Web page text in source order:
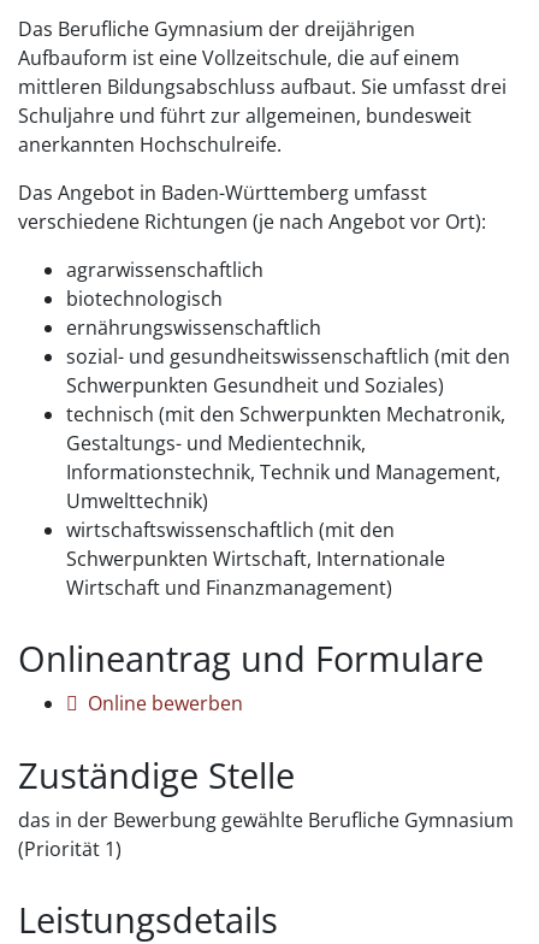
Das Berufliche Gymnasium der dreijährigen
Aufbauform ist eine Vollzeitschule, die auf einem
mittleren Bildungsabschluss aufbaut. Sie umfasst drei
Schuljahre und führt zur allgemeinen, bundesweit
anerkannten Hochschulreife.
Das Angebot in Baden-Württemberg umfasst
verschiedene Richtungen (je nach Angebot vor Ort):
agrarwissenschaftlich
biotechnologisch
ernährungswissenschaftlich
sozial- und gesundheitswissenschaftlich (mit den
Schwerpunkten Gesundheit und Soziales)
technisch (mit den Schwerpunkten Mechatronik,
Gestaltungs- und Medientechnik,
Informationstechnik, Technik und Management,
Umwelttechnik)
wirtschaftswissenschaftlich (mit den
Schwerpunkten Wirtschaft, Internationale
Wirtschaft und Finanzmanagement)
Onlineantrag und Formulare
Online bewerben
Zuständige Stelle
das in der Bewerbung gewählte Berufliche Gymnasium
(Priorität 1)
Leistungsdetails